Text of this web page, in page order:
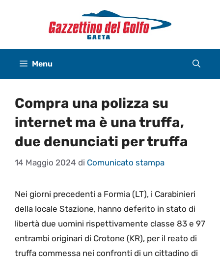
Menu
Compra una polizza su
internet ma è una truffa,
due denunciati per truffa
14 Maggio 2024 di Comunicato stampa
Nei giorni precedenti a Formia (LT), i Carabinieri
della locale Stazione, hanno deferito in stato di
libertà due uomini rispettivamente classe 83 e 97
entrambi originari di Crotone (KR), per il reato di
truffa commessa nei confronti di un cittadino di